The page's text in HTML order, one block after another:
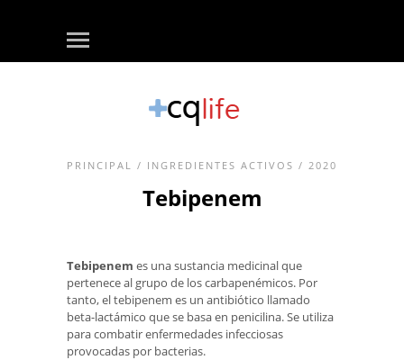
PRINCIPAL / INGREDIENTES ACTIVOS / 2020
Tebipenem
Tebipenem es una sustancia medicinal que
pertenece al grupo de los carbapenémicos. Por
tanto, el tebipenem es un antibiótico llamado
beta-lactámico que se basa en penicilina. Se utiliza
para combatir enfermedades infecciosas
provocadas por bacterias.